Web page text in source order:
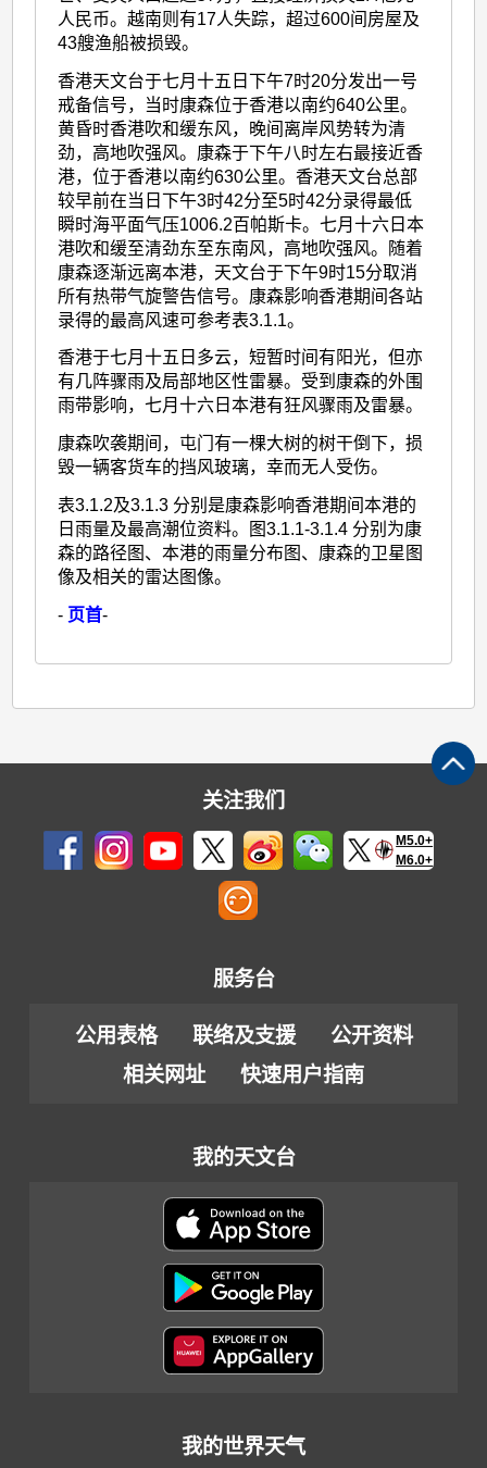
人民币。越南则有17人失踪，超过600间房屋及
43艘渔船被损毁。
香港天文台于七月十五日下午7时20分发出一号
戒备信号，当时康森位于香港以南约640公里。
黄昏时香港吹和缓东风，晚间离岸风势转为清
劲，高地吹强风。康森于下午八时左右最接近香
港，位于香港以南约630公里。香港天文台总部
较早前在当日下午3时42分至5时42分录得最低
瞬时海平面气压1006.2百帕斯卡。七月十六日本
港吹和缓至清劲东至东南风，高地吹强风。随着
康森逐渐远离本港，天文台于下午9时15分取消
所有热带气旋警告信号。康森影响香港期间各站
录得的最高风速可参考表3.1.1。
香港于七月十五日多云，短暂时间有阳光，但亦
有几阵骤雨及局部地区性雷暴。受到康森的外围
雨带影响，七月十六日本港有狂风骤雨及雷暴。
康森吹袭期间，屯门有一棵大树的树干倒下，损
毁一辆客货车的挡风玻璃，幸而无人受伤。
表3.1.2及3.1.3 分别是康森影响香港期间本港的
日雨量及最高潮位资料。图3.1.1-3.1.4 分别为康
森的路径图、本港的雨量分布图、康森的卫星图
像及相关的雷达图像。
- 页首-
关注我们
M5.0+
M6.0+
服务台
公用表格 联络及支援
公开资料
相关网址
快速用户指南
我的天文台
我的世界天气